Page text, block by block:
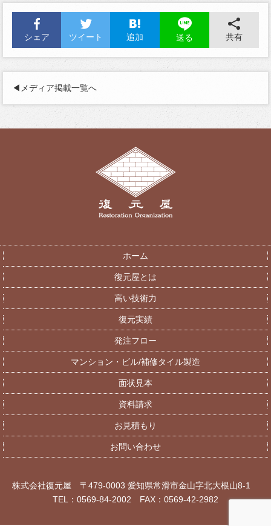
シェア ツイート 追加 送る 共有
◀︎メディア掲載一覧へ
ホーム
復元屋とは
高い技術力
復元実績
発注フロー
マンション・ビル/補修タイル製造
面状見本
資料請求
お見積もり
お問い合わせ
株式会社復元屋 〒479-0003 愛知県常滑市金山字北大根山8-1
TEL：0569-84-2002 FAX：0569-42-2982